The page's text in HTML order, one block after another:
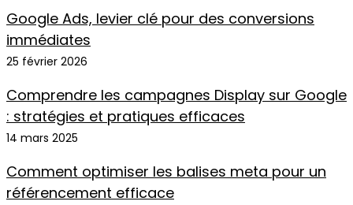
Google Ads, levier clé pour des conversions
immédiates
25 février 2026
Comprendre les campagnes Display sur Google
: stratégies et pratiques efficaces
14 mars 2025
Comment optimiser les balises meta pour un
référencement efficace